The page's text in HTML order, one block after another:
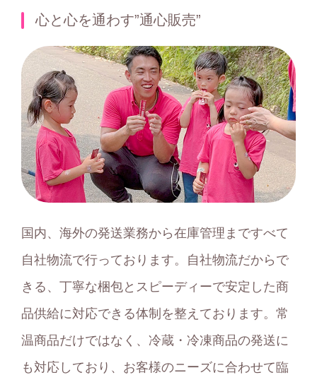
心と心を通わす”通心販売”
国内、海外の発送業務から在庫管理まですべて
自社物流で行っております。自社物流だからで
きる、丁寧な梱包とスピーディーで安定した商
品供給に対応できる体制を整えております。常
温商品だけではなく、冷蔵・冷凍商品の発送に
も対応しており、お客様のニーズに合わせて臨